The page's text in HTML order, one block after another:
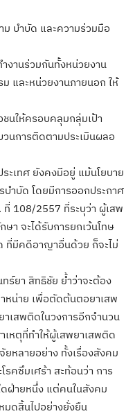
ม บำบัด และความร่วมมือ
งานร่วมกันทั้งหน่วยงาน
และหน่วยงานภายนอก ให้
นให้ครอบคลุมกลุ่มเป้า
นการติดตามประเมินผลอ
ะเทศ ยังคงมีอยู่ แม้นโยบาย
บำบัด โดยมีการออกประกาศ
108/2557 ที่ระบุว่า ผู้เสพ
า จะได้รับการยกเว้นโทษ
ที่มีคดีอาญาอื่นด้วย ก็จะไม่
ร์ยา สิทธิชัย ย้ำว่าจะต้อง
หน่าย เพื่อตัดต้นตอยาเสพ
เสพติดในวงการอีกจำนวน
เหตุที่ทำให้ผู้เสพยาเสพติด
หลายอย่าง ทั้งเรื่องสังคม
รคซึมเศร้า สะท้อนว่า การ
ฝ่ายหนึ่ง แต่คนในสังคม
มดสิ้นไปอย่างยั่งยืน